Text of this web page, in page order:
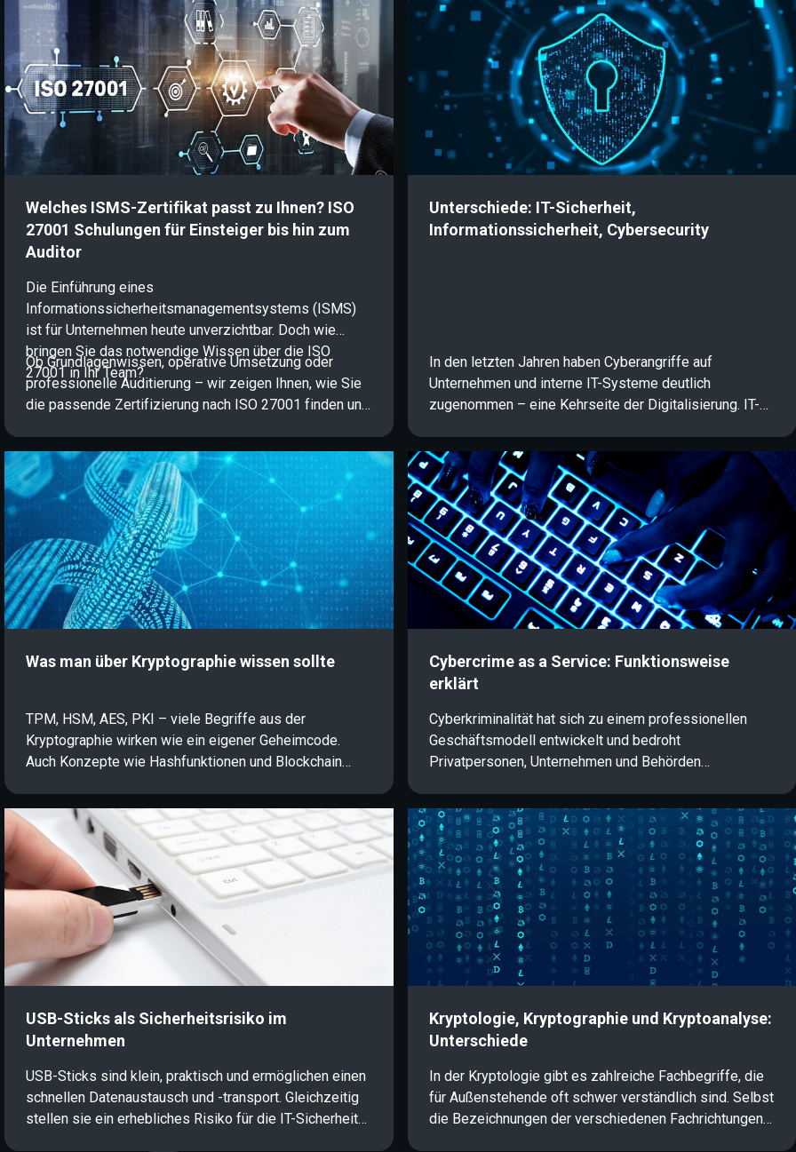
mobilen Endgeräten funktioniert dieses Vorgehen
jedoch nicht mehr. Ein modernes Zero Trust Framework
bricht daher mit dem Prinzip des Vorschussvertrauens
und verlagert den Sicherheitsanker direkt an die
Identität des Nutzers und des Geräts.
effektiven Cyberresilienzstrategie.
Welches ISMS-Zertifikat passt zu Ihnen? ISO
27001 Schulungen für Einsteiger bis hin zum
Auditor
Die Einführung eines
Informationssicherheitsmanagementsystems (ISMS)
ist für Unternehmen heute unverzichtbar. Doch wie
bringen Sie das notwendige Wissen über die ISO
27001 in Ihr Team?
Ob Grundlagenwissen, operative Umsetzung oder
professionelle Auditierung – wir zeigen Ihnen, wie Sie
die passende Zertifizierung nach ISO 27001 finden und
vorantreiben.
Unterschiede: IT-Sicherheit,
Informationssicherheit, Cybersecurity
In den letzten Jahren haben Cyberangriffe auf
Unternehmen und interne IT-Systeme deutlich
zugenommen – eine Kehrseite der Digitalisierung. IT-
gewinnen daher immer mehr an Bedeutung. Für Nicht-
Experten ist es jedoch oft schwierig, den Überblick
über die unterschiedlichen Begriffe zu behalten. Dieser
Artikel gibt eine kompakte Übersicht über die
wichtigsten Definitionen und Unterschiede.
Was man über Kryptographie wissen sollte
TPM, HSM, AES, PKI – viele Begriffe aus der
Kryptographie wirken wie ein eigener Geheimcode.
Auch Konzepte wie Hashfunktionen und Blockchain
erhalten Sie einen verständlichen Überblick über die
wichtigsten Grundlagen der Kryptographie in der IT-
Sicherheit und erfahren, was sich hinter diesen
Begriffen verbirgt.
Cybercrime as a Service: Funktionsweise
erklärt
Cyberkriminalität hat sich zu einem professionellen
Geschäftsmodell entwickelt und bedroht
Privatpersonen, Unternehmen und Behörden
Service (CaaS) bieten Hacker ihre Tools und
Dienstleistungen zum Kauf an und begehen Straftaten
im Auftrag Dritter. In diesem Artikel erfahren Sie, wie
diese Form der professionalisierten Cyberkriminalität
funktioniert und welche Auswirkungen sie auf die IT-
Sicherheit und Informationssicherheit hat.
USB-Sticks als Sicherheitsrisiko im
Unternehmen
USB-Sticks sind klein, praktisch und ermöglichen einen
schnellen Datenaustausch und -transport. Gleichzeitig
stellen sie ein erhebliches Risiko für die IT-Sicherheit
Kryptologie, Kryptographie und Kryptoanalyse:
Unterschiede
In der Kryptologie gibt es zahlreiche Fachbegriffe, die
für Außenstehende oft schwer verständlich sind. Selbst
die Bezeichnungen der verschiedenen Fachrichtungen